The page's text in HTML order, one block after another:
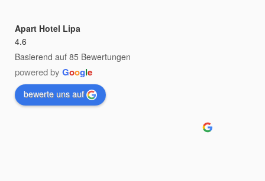
Apart Hotel Lipa
4.6
Basierend auf 85 Bewertungen
powered by Google
bewerte uns auf